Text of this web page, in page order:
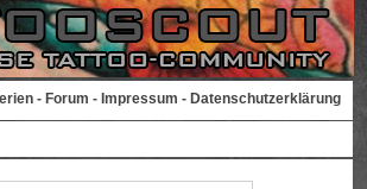
- Forum - Impressum - Datenschutzerklärung